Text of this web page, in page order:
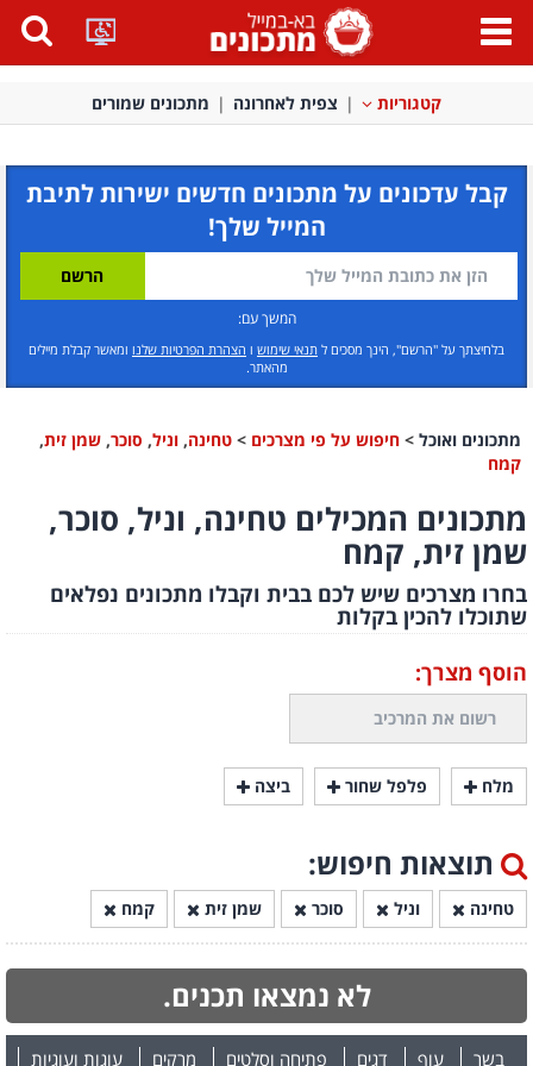
פתח
תפריט
קטגוריות צפית לאחרונה מתכונים שמורים
קבל עדכונים על מתכונים חדשים ישירות לתיבת
המייל שלך!
המשך עם:
בלחיצתך על "הרשם", הינך מסכים ל תנאי שימוש ו הצהרת הפרטיות שלנו ומאשר קבלת מיילים
מהאתר.
מתכונים ואוכל > חיפוש על פי מצרכים > טחינה, וניל, סוכר, שמן זית,
קמח
מתכונים המכילים טחינה, וניל, סוכר,
שמן זית, קמח
בחרו מצרכים שיש לכם בבית וקבלו מתכונים נפלאים
שתוכלו להכין בקלות
הוסף מצרך:
מלח פלפל שחור ביצה
תוצאות חיפוש:
טחינה וניל סוכר שמן זית קמח
לא נמצאו תכנים.
בשר עוף דגים פתיחה וסלטים מרקים עוגות ועוגיות